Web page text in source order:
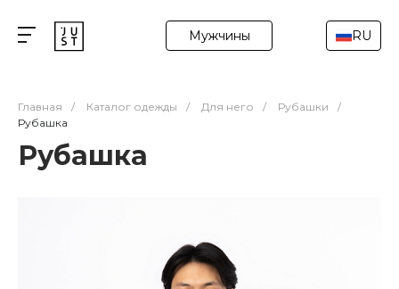
Мужчины RU
Главная / Каталог одежды / Для него / Рубашки
/
Рубашка
Рубашка